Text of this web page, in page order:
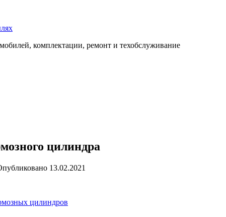
комплектации, ремонт и техобслуживание
цилиндра
13.02.2021
цилиндров